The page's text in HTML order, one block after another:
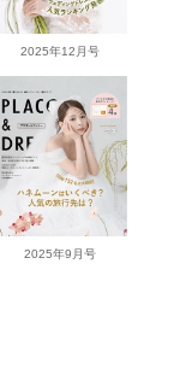
2025年12月号
2025年9月号